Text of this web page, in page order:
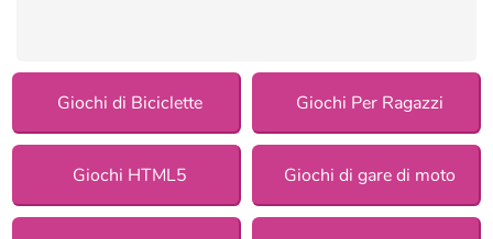
Giochi di Biciclette Giochi Per Ragazzi
Giochi HTML5 Giochi di gare di moto